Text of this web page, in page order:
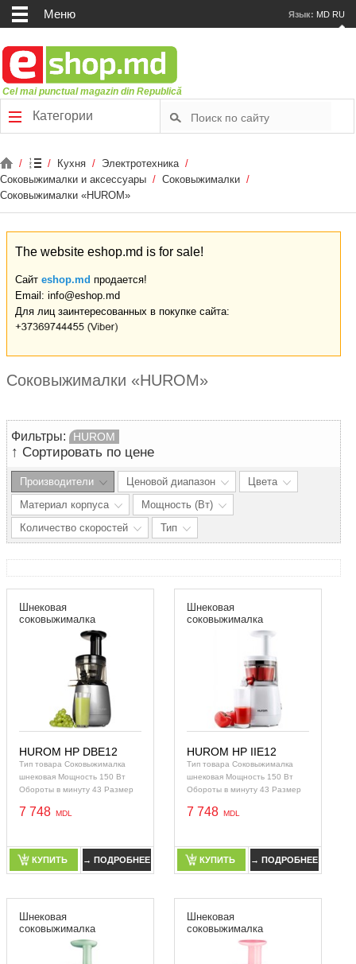
Меню Язык: MD RU
Cel mai punctual magazin din Republică
Категории
/ / Кухня / Электротехника /
Соковыжималки и аксессуары / Соковыжималки /
Соковыжималки «HUROM»
The website eshop.md is for sale!
Сайт eshop.md продается!
Email: info@eshop.md
Для лиц заинтересованных в покупке сайта:
Соковыжималки «HUROM»
Фильтры: HUROM
↑ Сортировать по цене
Производители Ценовой диапазон
Цвета
Материал корпуса
Мощность (Вт)
Количество скоростей
Тип
Шнековая
соковыжималка
HUROM HP DBE12
Тип товара Соковыжималка
шнековая Мощность 150 Вт
Обороты в минуту 43 Размер
мм Холодны
7 748
КУПИТЬ → ПОДРОБНЕЕ
Шнековая
соковыжималка
HUROM HP IIE12
Тип товара Соковыжималка
шнековая Мощность 150 Вт
Обороты в минуту 43 Размер
мм Холодны
7 748
КУПИТЬ → ПОДРОБНЕЕ
Шнековая
соковыжималка
Шнековая
соковыжималка